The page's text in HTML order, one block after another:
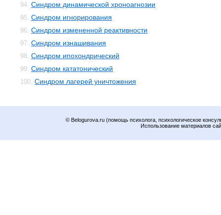
94. Синдром динамической хроноагнозии
95. Синдром игнорирования
96. Синдром измененной реактивности
97. Синдром изнашивания
98. Синдром ипохондрический
99. Синдром кататонический
100. Синдром лагерей уничтожения
© Belogurova.ru (помощь психолога, психологическое
Использование материалов